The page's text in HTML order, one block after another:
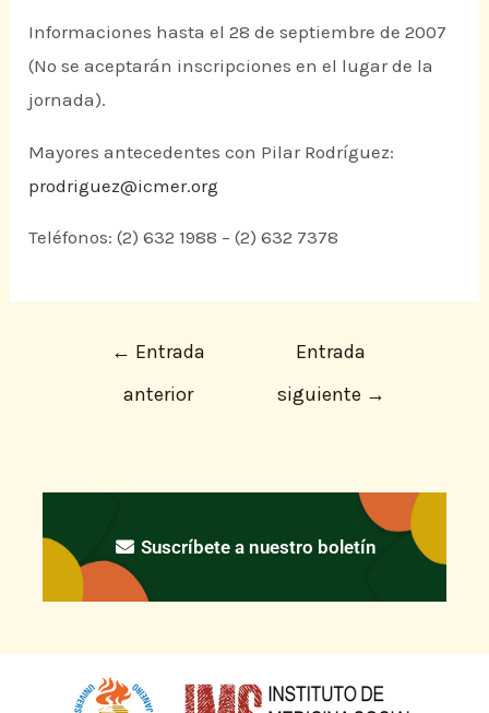
Informaciones hasta el 28 de septiembre de 2007
(No se aceptarán inscripciones en el lugar de la
jornada).
Mayores antecedentes con Pilar Rodríguez:
prodriguez@icmer.org
Teléfonos: (2) 632 1988 – (2) 632 7378
← Entrada
anterior
Entrada
siguiente →
Suscríbete a nuestro boletín